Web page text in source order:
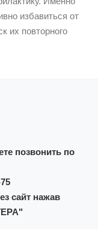
избавиться от
их повторного
позвонить по
сайт нажав